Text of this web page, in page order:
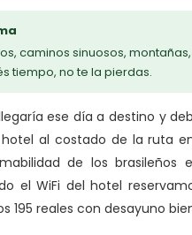
caminos sinuosos,
tiempo, no te la pierdas.
ese día a destino y
al costado de la ruta
de los
el WiFi del hotel
195 reales con desayuno